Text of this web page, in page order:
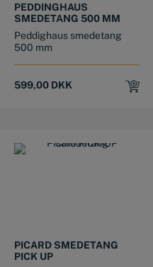
PEDDINGHAUS
SMEDETANG 500 MM
Peddighaus smedetang
500 mm
599,00 DKK
PICARD SMEDETANG
PICK UP